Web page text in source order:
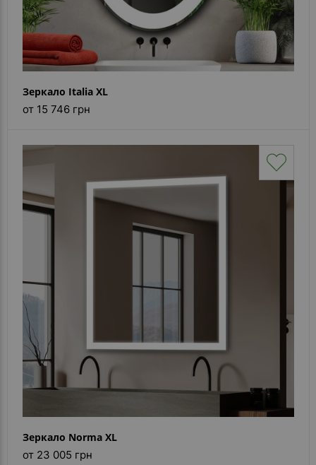
Зеркало Italia XL
от 15 746 грн
Зеркало Norma XL
от 23 005 грн